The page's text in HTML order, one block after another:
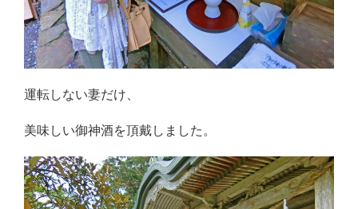
運転しない妻だけ、
美味しい御神酒を頂戴しました。